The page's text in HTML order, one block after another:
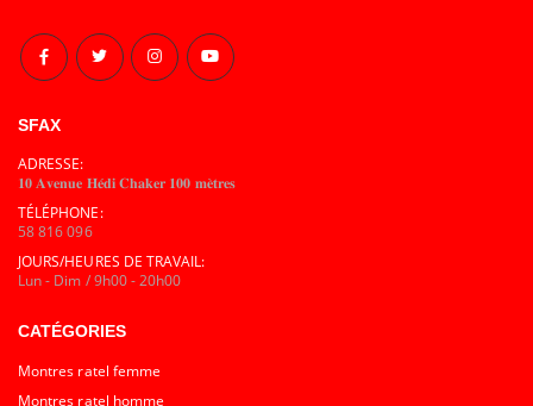
SFAX
ADRESSE:
𝟏𝟎 𝐀𝐯𝐞𝐧𝐮𝐞 𝐇𝐞́𝐝𝐢 𝐂𝐡𝐚𝐤𝐞𝐫 𝟏𝟎𝟎 𝐦𝐞̀𝐭𝐫𝐞𝐬
TÉLÉPHONE:
58 816 096
JOURS/HEURES DE TRAVAIL:
Lun - Dim / 9h00 - 20h00
CATÉGORIES
Montres ratel femme
Montres ratel homme